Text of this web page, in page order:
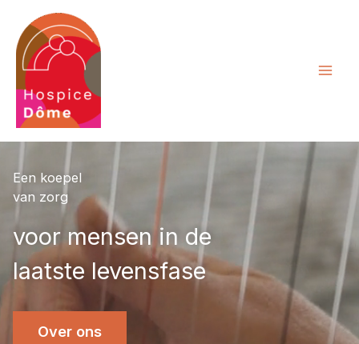
naar
inhoud
Een koepel
van zorg
voor mensen in de
laatste levensfase
Over ons